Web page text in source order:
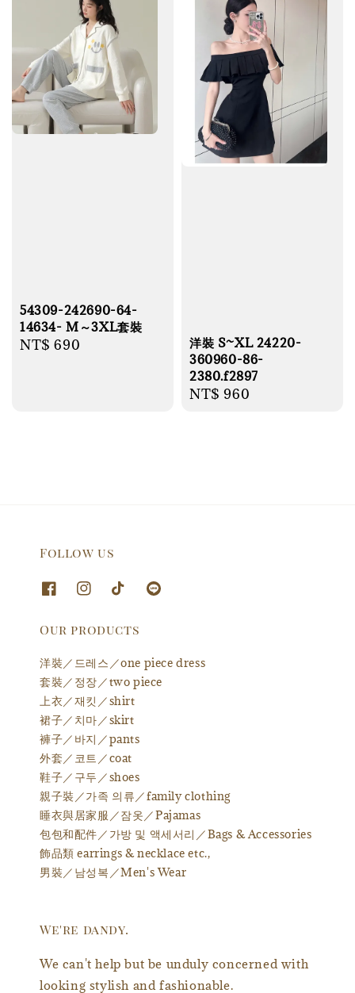
54309-242690-64-
14634- M～3XL套裝
Regular
NT$ 690
洋裝 S~XL 24220-
360960-86-
2380.f2897
Regular
NT$ 960
Follow us
Our products
洋裝／드레스／one piece dress
套裝／정장／two piece
上衣／재킷／shirt
裙子／치마／skirt
褲子／바지／pants
外套／코트／coat
鞋子／구두／shoes
親子裝／가족 의류／family clothing
睡衣與居家服／잠옷／Pajamas
包包和配件／가방 및 액세서리／Bags & Accessories
飾品類 earrings & necklace etc.,
男裝／남성복／Men's Wear
We're dandy.
We can't help but be unduly concerned with
looking stylish and fashionable.